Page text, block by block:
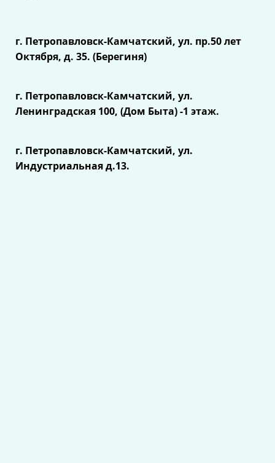
г. Петропавловск-Камчатский, ул. пр.50 лет
Октября, д. 35. (Берегиня)
г. Петропавловск-Камчатский, ул.
Ленинградская 100, (Дом Быта) -1 этаж.
г. Петропавловск-Камчатский, ул.
Индустриальная д.13.